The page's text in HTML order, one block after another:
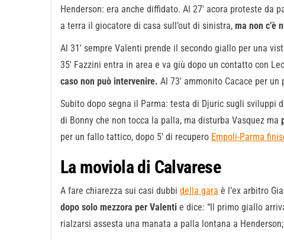
Henderson: era anche diffidato. Al 27′ acora proteste da
a terra il giocatore di casa sull’out di sinistra, ma non c’è
Al 31′ sempre Valenti prende il secondo giallo per una
35′ Fazzini entra in area e va giù dopo un contatto con
caso non può intervenire. Al 73′ ammonito Cacace per
Subito dopo segna il Parma: testa di Djuric sugli sviluppi
di Bonny che non tocca la palla, ma disturba Vasquez ma
per un fallo tattico, dopo 5′ di recupero Empoli-Parma
La moviola di Calvarese
A fare chiarezza sui casi dubbi della gara è l’ex arbitro
dopo solo mezzora per Valenti e dice: “Il primo giallo
rialzarsi assesta una manata a palla lontana a